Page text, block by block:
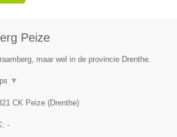
Peize
maar wel in de provincie Drenthe.
▼
CK Peize(Drenthe)
-